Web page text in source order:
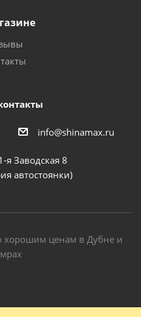
info@shinamax.ru
я Заводская 8
автостоянки)
ценам в Дубне и